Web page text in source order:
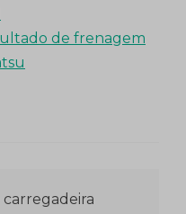
de frenagem